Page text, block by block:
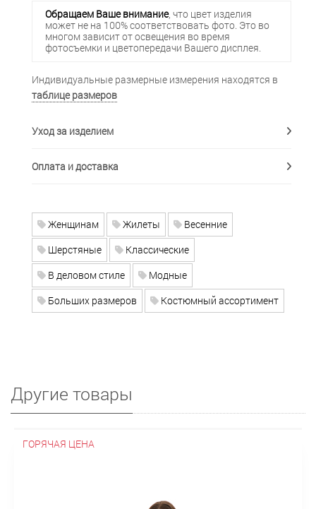
Обращаем Ваше внимание, что цвет изделия
может не на 100% соответствовать фото. Это во
многом зависит от освещения во время
фотосъемки и цветопередачи Вашего дисплея.
Индивидуальные размерные измерения находятся в
таблице размеров
Уход за изделием
Оплата и доставка
Женщинам Жилеты
Весенние
Шерстяные
Классические
В деловом стиле
Модные
Больших размеров
Костюмный ассортимент
Другие товары
ГОРЯЧАЯ ЦЕНА